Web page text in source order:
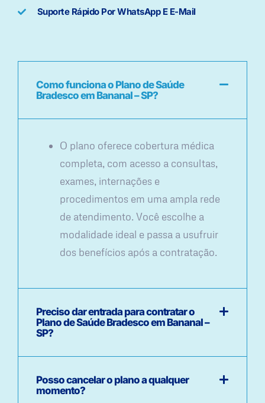
Suporte Rápido Por WhatsApp E E-Mail
Como funciona o Plano de Saúde
Bradesco em Bananal – SP?
O plano oferece cobertura médica
completa, com acesso a consultas,
exames, internações e
procedimentos em uma ampla rede
de atendimento. Você escolhe a
modalidade ideal e passa a usufruir
dos benefícios após a contratação.
Preciso dar entrada para contratar o
Plano de Saúde Bradesco em Bananal –
SP?
Posso cancelar o plano a qualquer
momento?